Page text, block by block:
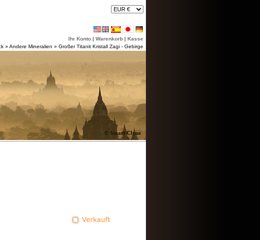
Ihr Konto | Warenkorb | Kasse
» Andere Mineralien » Großer Titanit Kristall Zagi - Gebirge